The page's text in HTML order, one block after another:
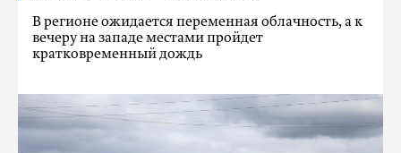
В регионе ожидается переменная облачность, а к
вечеру на западе местами пройдет
кратковременный дождь